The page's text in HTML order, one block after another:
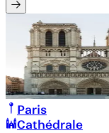
Paris
Cathédrale